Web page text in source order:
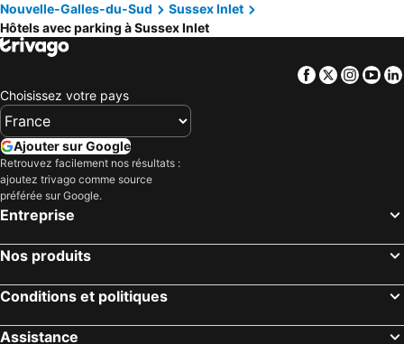
Nouvelle-Galles-du-Sud
Sussex Inlet
Hôtels avec parking à Sussex Inlet
Facebook
Twitter
Choisissez votre pays
Ajouter sur Google
Retrouvez facilement nos résultats :
ajoutez trivago comme source
préférée sur Google.
Entreprise
Nos produits
Conditions et politiques
Assistance